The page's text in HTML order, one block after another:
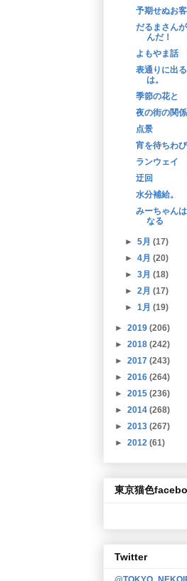
予期せぬお
だるまさん
んだ！
よもやま話
表通りに出
は。
季節の花と
夜の街の関
点景
宵を待ちわ
ランウェイ
迂回
水分補給。
みーちゃん
なる
►5月(17)
►4月(20)
►3月(18)
►2月(17)
►1月(19)
► 2019 (206)
► 2018 (242)
► 2017 (243)
► 2016 (264)
► 2015 (236)
► 2014 (268)
► 2013 (267)
► 2012 (61)
東京猫色
Twitter